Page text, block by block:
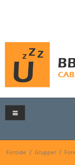
Forside / Grupper /